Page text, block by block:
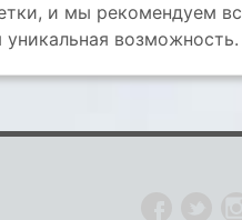
и мы рекомендуем
возможность.